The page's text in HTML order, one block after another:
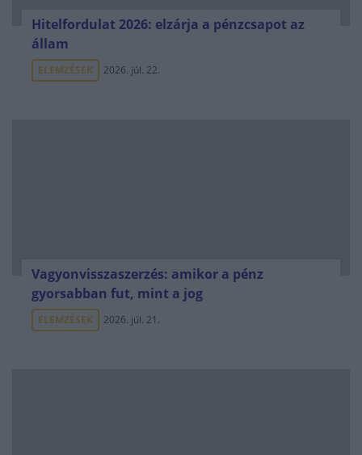
Hitelfordulat 2026: elzárja a pénzcsapot az
állam
ELEMZÉSEK 2026. júl. 22.
Vagyonvisszaszerzés: amikor a pénz
gyorsabban fut, mint a jog
ELEMZÉSEK 2026. júl. 21.